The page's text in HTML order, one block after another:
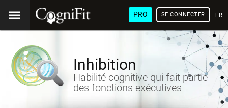
PRO SE CONNECTER
Inhibition
Habilité cognitive qui fait partie
des fonctions exécutives